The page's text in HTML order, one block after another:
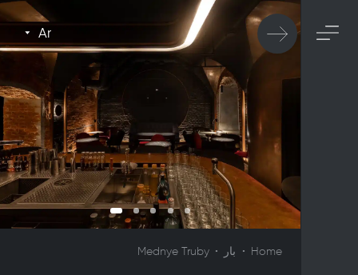
Ar
Home بار Mednye Truby